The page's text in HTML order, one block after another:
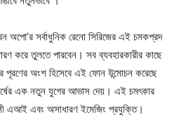
অপো’র সর্বাধুনিক রেনো সিরিজের এই চমকপ্রদ
করে তুলতে পারবেন। সব ব্যবহারকারীর কাছে
পূরণের অংশ হিসেবে এই ফোন উন্মোচন করেছে
এক নতুন যুগের আভাস দেয়। এই চমৎকার
এআই এবং অসাধারণ ইমেজিং প্রযুক্তি।